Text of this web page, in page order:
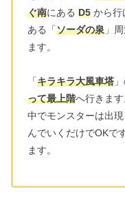
ぐ南にある D5 から行
ある「ソーダの泉 」
ます。
「キラキラ大風車塔
って最上階へ行きま
中でモンスターは出
んでいくだけでOKで
ます。